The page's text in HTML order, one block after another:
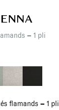
– 1 pli
flamands – 1 pli